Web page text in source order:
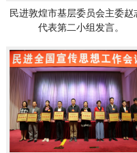
民进敦煌市基层委员会主委赵
代表第二小组发言。